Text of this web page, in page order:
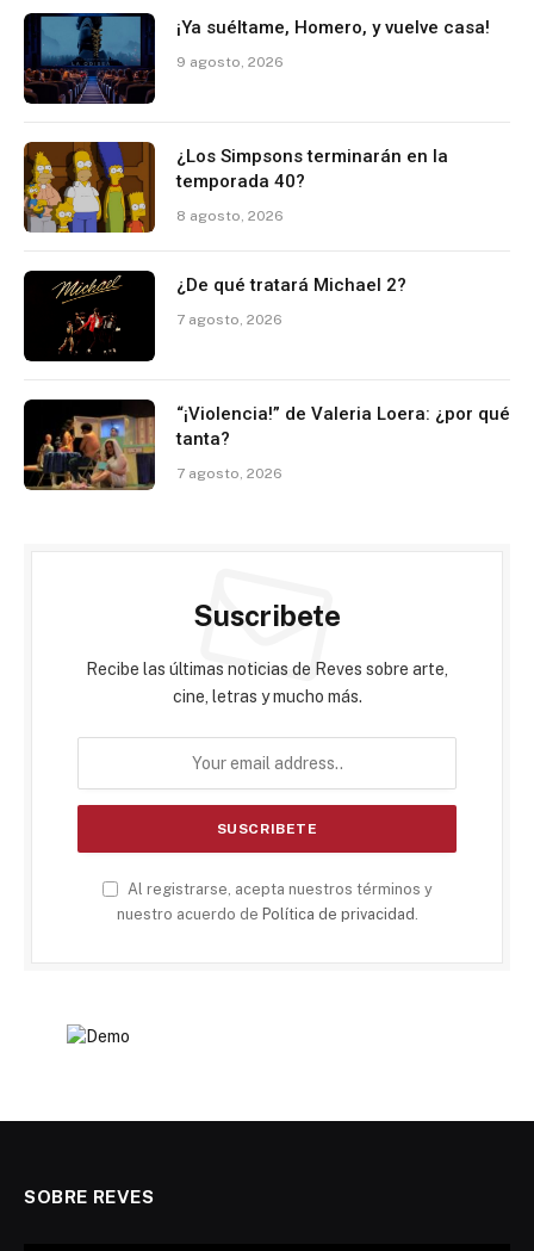
¡Ya suéltame, Homero, y vuelve casa!
9 agosto, 2026
¿Los Simpsons terminarán en la
temporada 40?
8 agosto, 2026
¿De qué tratará Michael 2?
7 agosto, 2026
“¡Violencia!” de Valeria Loera: ¿por qué
tanta?
7 agosto, 2026
Suscribete
Recibe las últimas noticias de Reves sobre arte,
cine, letras y mucho más.
Al registrarse, acepta nuestros términos y
nuestro acuerdo de Política de privacidad
SOBRE REVES